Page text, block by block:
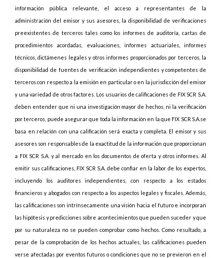
información pública relevante, el acceso a representantes de la
administración del emisor y sus asesores, la disponibilidad de verificaciones
preexistentes de terceros tales como los informes de auditoría, cartas de
procedimientos acordadas, evaluaciones, informes actuariales, informes
técnicos, dictámenes legales y otros informes proporcionados por terceros, la
disponibilidad de fuentes de verificación independientes y competentes de
terceros con respecto a la emisión en particular o en la jurisdicción del emisor
y una variedad de otros factores. Los usuarios de calificaciones de FIX SCR S.A.
deben entender que ni una investigación mayor de hechos, ni la verificación
por terceros, puede asegurar que toda la información en la que FIX SCR S.A.se
basa en relación con una calificación será exacta y completa. El emisor y sus
asesores son responsables de la exactitud de la información que proporcionan
a FIX SCR S.A. y al mercado en los documentos de oferta y otros informes. Al
emitir sus calificaciones, FIX SCR S.A. debe confiar en la labor de los expertos,
incluyendo los auditores independientes, con respecto a los estados
financieros y abogados con respecto a los aspectos legales y fiscales. Además,
las calificaciones son intrínsecamente una visión hacia el futuro e incorporan
las hipótesis y predicciones sobre acontecimientos que pueden suceder y que
por su naturaleza no se pueden comprobar como hechos. Como resultado, a
pesar de la comprobación de los hechos actuales, las calificaciones pueden
verse afectadas por eventos futuros o condiciones que no se previeron en el